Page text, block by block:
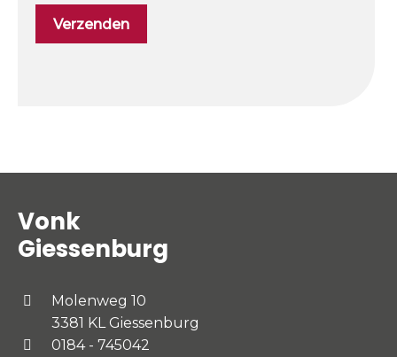
Vonk
Giessenburg
Molenweg 10
3381 KL Giessenburg
0184 - 745042